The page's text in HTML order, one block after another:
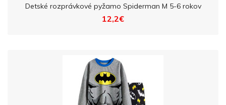
Detské rozprávkové pyžamo Spiderman M 5-6 rokov
12,2€